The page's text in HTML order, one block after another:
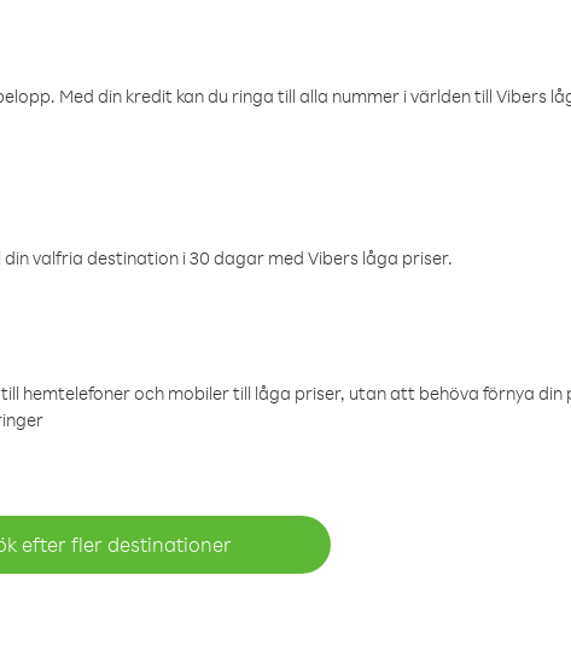
Med din kredit kan du ringa till alla nummer i världen till Vibers
valfria destination i 30 dagar med Vibers låga priser.
hemtelefoner och mobiler till låga priser, utan att behöva förnya din
efter fler destinationer